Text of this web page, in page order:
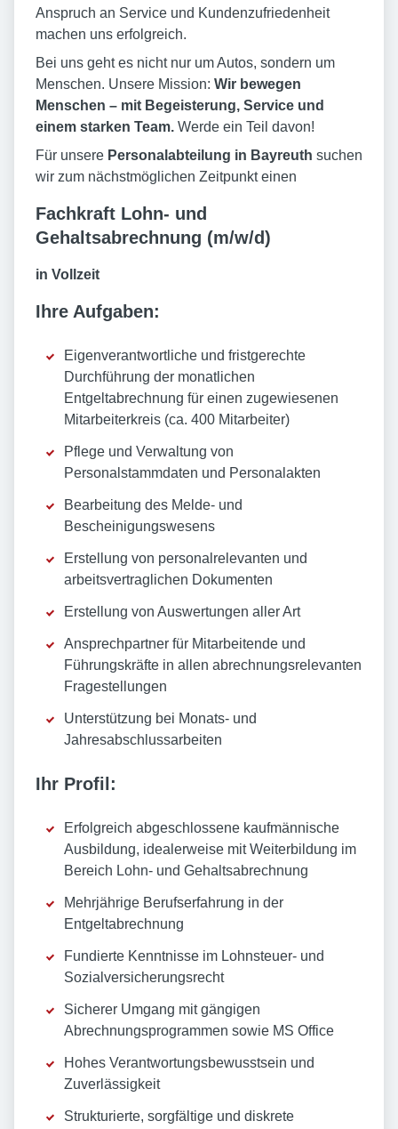
Anspruch an Service und Kundenzufriedenheit
machen uns erfolgreich.
Bei uns geht es nicht nur um Autos, sondern um
Menschen. Unsere Mission: Wir bewegen
Menschen – mit Begeisterung, Service und
einem starken Team. Werde ein Teil davon!
Für unsere Personalabteilung in Bayreuth suchen
wir zum nächstmöglichen Zeitpunkt einen
Fachkraft Lohn- und
Gehaltsabrechnung (m/w/d)
in Vollzeit
Ihre Aufgaben:
Eigenverantwortliche und fristgerechte
Durchführung der monatlichen
Entgeltabrechnung für einen zugewiesenen
Mitarbeiterkreis (ca. 400 Mitarbeiter)
Pflege und Verwaltung von
Personalstammdaten und Personalakten
Bearbeitung des Melde- und
Bescheinigungswesens
Erstellung von personalrelevanten und
arbeitsvertraglichen Dokumenten
Erstellung von Auswertungen aller Art
Ansprechpartner für Mitarbeitende und
Führungskräfte in allen abrechnungsrelevanten
Fragestellungen
Unterstützung bei Monats- und
Jahresabschlussarbeiten
Ihr Profil:
Erfolgreich abgeschlossene kaufmännische
Ausbildung, idealerweise mit Weiterbildung im
Bereich Lohn- und Gehaltsabrechnung
Mehrjährige Berufserfahrung in der
Entgeltabrechnung
Fundierte Kenntnisse im Lohnsteuer- und
Sozialversicherungsrecht
Sicherer Umgang mit gängigen
Abrechnungsprogrammen sowie MS Office
Hohes Verantwortungsbewusstsein und
Zuverlässigkeit
Strukturierte, sorgfältige und diskrete